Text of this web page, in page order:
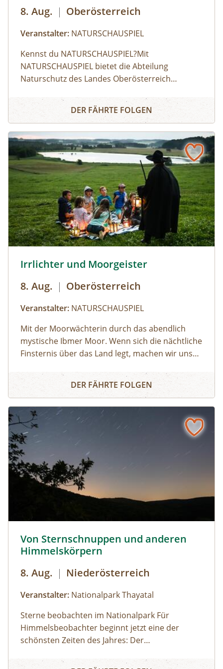
8. Aug. | Oberösterreich
Veranstalter: NATURSCHAUSPIEL
Kennst du NATURSCHAUSPIEL?⁠Mit
NATURSCHAUSPIEL bietet die Abteilung
Naturschutz des Landes Oberösterreich
gleichzeitig Wissen über den Wert und den
Schutz der Natur vermitteln. ⁠⁠Finde dein
Touren in ganz Oberösterreich wählen: Egal ob
Lamatour, Flussexpedition, Pflanzenworkshops
oder Bergerlebnis – es ist für jede Altersgruppe
etwas dabei.⁠⁠So geht's:⁠Melde dich zu einem
Termin aus dem Veranstaltungskalender an
oder organisiere dein privates
NATURSCHAUSPIEL: Jede Tour kann auf Anfrage
zu individuell vereinbarten Terminen
durchgeführt werden. ⁠
Naturerlebnis
DER FÄHRTE FOLGEN
Irrlichter und Moorgeister
8. Aug. | Oberösterreich
Veranstalter: NATURSCHAUSPIEL
Mit der Moorwächterin durch das abendlich
mystische Ibmer Moor. Wenn sich die nächtliche
Finsternis über das Land legt, machen wir uns
Moorkomplex Österreichs finden seltene Tiere
und Pflanzen ideale Lebensbedingungen. Wir
Stimmung und Mystik dieser sagenumwobenen
Urlandschaft und ergründen so manches
Moorgeheimnis.Infos und Buchung:
Irrlichter und Moorgeister
DER FÄHRTE FOLGEN
Von Sternschnuppen und anderen
Himmelskörpern
8. Aug. | Niederösterreich
Veranstalter: Nationalpark Thayatal
Sterne beobachten im Nationalpark Für
Himmelsbeobachter beginnt jetzt eine der
schönsten Zeiten des Jahres: Der
verspricht wieder ein beeindruckendes
Von Sternschnuppen und anderen Himmelskörpern